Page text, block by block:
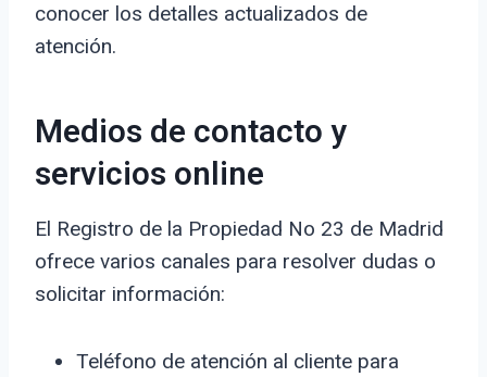
conocer los detalles actualizados de
atención.
Medios de contacto y
servicios online
El Registro de la Propiedad No 23 de Madrid
ofrece varios canales para resolver dudas o
solicitar información:
Teléfono de atención al cliente para